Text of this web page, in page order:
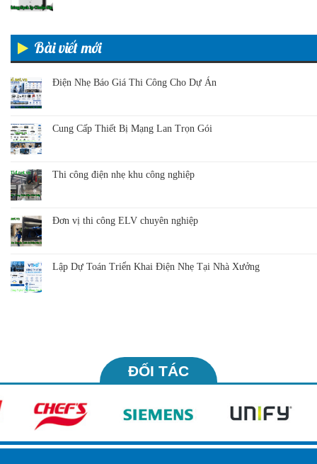
Bài viết mới
Điện Nhẹ Báo Giá Thi Công Cho Dự Án
Cung Cấp Thiết Bị Mạng Lan Trọn Gói
Thi công điện nhẹ khu công nghiệp
Đơn vị thi công ELV chuyên nghiệp
Lập Dự Toán Triển Khai Điện Nhẹ Tại Nhà Xưởng
ĐỐI TÁC